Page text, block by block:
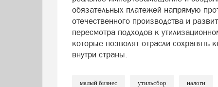
обязательных платежей напрямую
отечественного производства и
пересмотра подходов к
которые позволят отрасли сохранять
внутри страны.
малый бизнес утильсбор налоги